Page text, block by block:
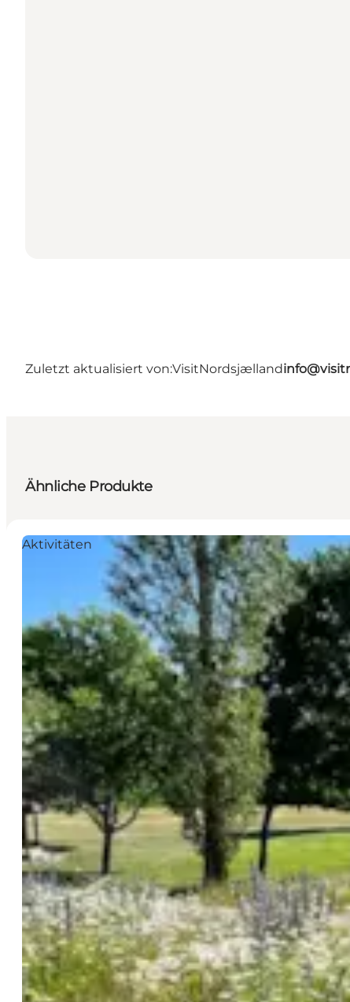
Zuletzt aktualisiert von:VisitNordsjælland
Ähnliche Produkte
Aktivitäten